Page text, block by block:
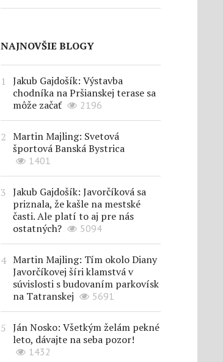
NAJNOVŠIE BLOGY
Jakub Gajdošík: Výstavba
chodníka na Pršianskej terase sa
môže začať
2196
Martin Majling: Svetová
športová Banská Bystrica
1401
Jakub Gajdošík: Javorčíková sa
priznala, že kašle na mestské
časti. Ale platí to aj pre nás
ostatných?
5094
Martin Majling: Tím okolo Diany
Javorčíkovej šíri klamstvá v
súvislosti s budovaním parkovísk
na Tatranskej
5691
Ján Nosko: Všetkým želám pekné
leto, dávajte na seba pozor!
1432